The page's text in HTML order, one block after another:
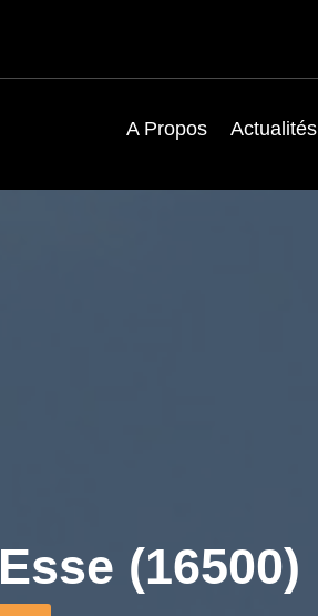
A Propos Actualités
(16500)